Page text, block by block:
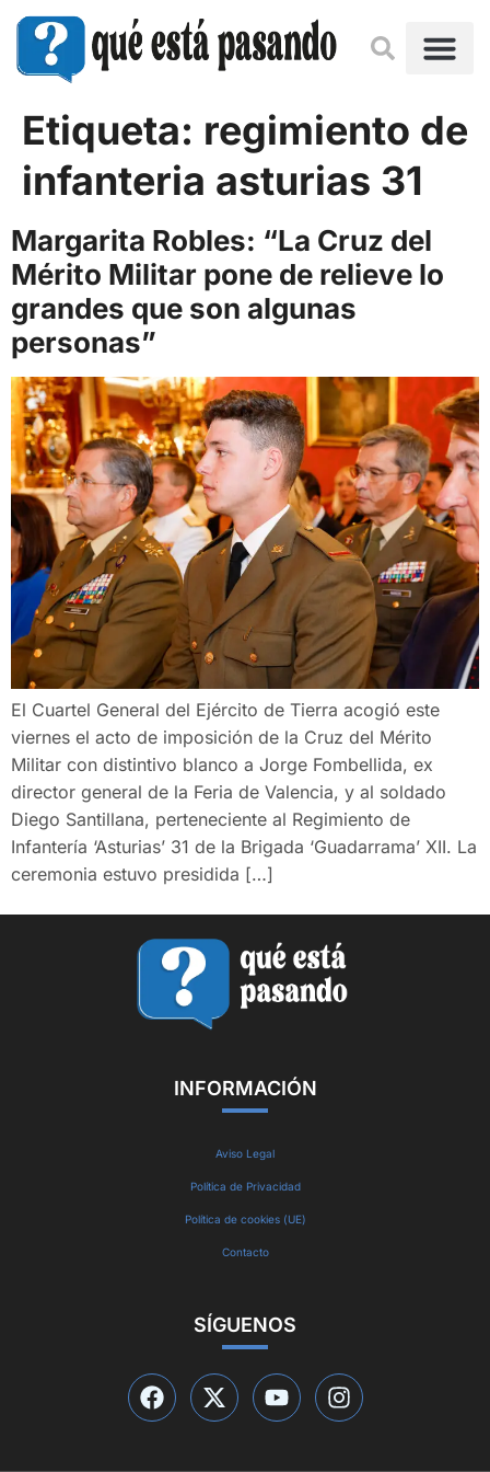
Etiqueta: regimiento de
infanteria asturias 31
Margarita Robles: “La Cruz del
Mérito Militar pone de relieve lo
grandes que son algunas
personas”
El Cuartel General del Ejército de Tierra acogió este
viernes el acto de imposición de la Cruz del Mérito
Militar con distintivo blanco a Jorge Fombellida, ex
director general de la Feria de Valencia, y al soldado
Diego Santillana, perteneciente al Regimiento de
Infantería ‘Asturias’ 31 de la Brigada ‘Guadarrama’ XII. La
ceremonia estuvo presidida […]
INFORMACIÓN
Aviso Legal
Política de Privacidad
Política de cookies (UE)
Contacto
SÍGUENOS